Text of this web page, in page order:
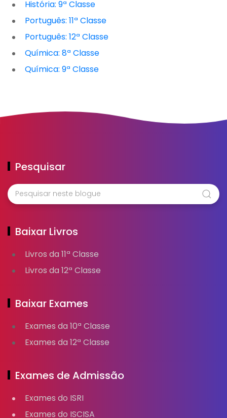
História: 9ª Classe
Português: 11ª Classe
Português: 12ª Classe
Química: 8ª Classe
Química: 9ª Classe
Pesquisar
Baixar Livros
Livros da 11ª Classe
Livros da 12ª Classe
Baixar Exames
Exames da 10ª Classe
Exames da 12ª Classe
Exames de Admissão
Exames do ISRI
Exames do ISCISA